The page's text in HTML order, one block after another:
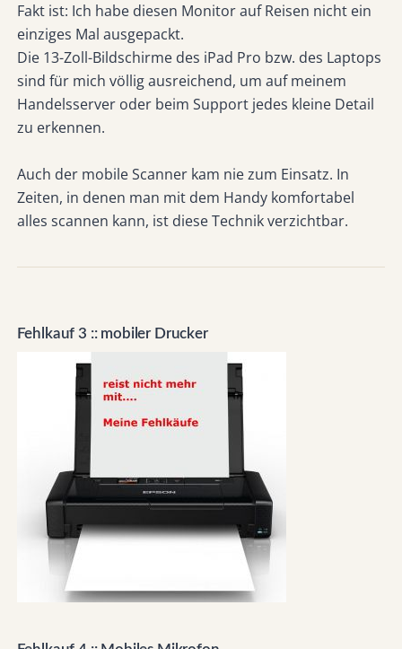
Fakt ist: Ich habe diesen Monitor auf Reisen nicht ein
einziges Mal ausgepackt.
Die 13-Zoll-Bildschirme des iPad Pro bzw. des Laptops
sind für mich völlig ausreichend, um auf meinem
Handelsserver oder beim Support jedes kleine Detail
zu erkennen.
Auch der mobile Scanner kam nie zum Einsatz. In
Zeiten, in denen man mit dem Handy komfortabel
alles scannen kann, ist diese Technik verzichtbar.
Fehlkauf 3 :: mobiler Drucker